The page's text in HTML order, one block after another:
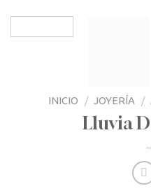
INICIO / JOYERÍA /
Lluvia